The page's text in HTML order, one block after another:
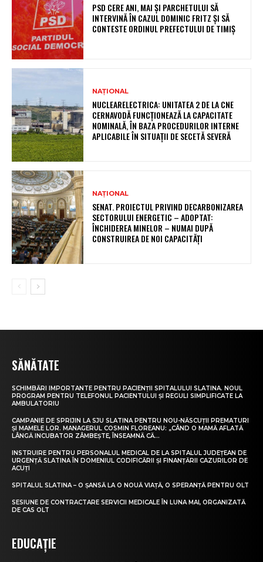
PSD CERE ANI, MAI ȘI PARCHETULUI SĂ
INTERVINĂ ÎN CAZUL DOMINIC FRITZ ȘI SĂ
CONTESTE ORDINUL PREFECTULUI DE TIMIȘ
NAȚIONAL
NUCLEARELECTRICA: UNITATEA 2 DE LA CNE
CERNAVODĂ FUNCȚIONEAZĂ LA CAPACITATE
NOMINALĂ, ÎN BAZA PROCEDURILOR INTERNE
APLICABILE ÎN SITUAȚII DE SECETĂ SEVERĂ
NAȚIONAL
SENAT. PROIECTUL PRIVIND DECARBONIZAREA
SECTORULUI ENERGETIC – ADOPTAT:
ÎNCHIDEREA MINELOR – NUMAI DUPĂ
CONSTRUIREA DE NOI CAPACITĂȚI
SĂNĂTATE
SCHIMBĂRI IMPORTANTE PENTRU PACIENȚII SPITALULUI SLATINA. NOUL
PROGRAM PENTRU TELEFONUL PACIENTULUI ȘI REGULI SIMPLIFICATE LA
AMBULATORIU
CAMPANIE DE SPRIJIN LA SJU SLATINA PENTRU NOU-NĂSCUȚII PREMATURI
ȘI MAMELE LOR. MANAGERUL COSMIN FLOREANU: „CÂND O MAMĂ AFLATĂ
LÂNGĂ INCUBATOR ZÂMBEȘTE, ÎNSEAMNĂ CĂ...
INSTRUIRE PENTRU PERSONALUL MEDICAL DE LA SPITALUL JUDEȚEAN DE
URGENȚĂ SLATINA ÎN DOMENIUL CODIFICĂRII ȘI FINANȚĂRII CAZURILOR DE
ACUȚI
SPITALUL SLATINA – O ȘANSĂ LA O NOUĂ VIAȚĂ, O SPERANȚĂ PENTRU OLT
SESIUNE DE CONTRACTARE SERVICII MEDICALE ÎN LUNA MAI, ORGANIZATĂ
DE CAS OLT
EDUCAȚIE